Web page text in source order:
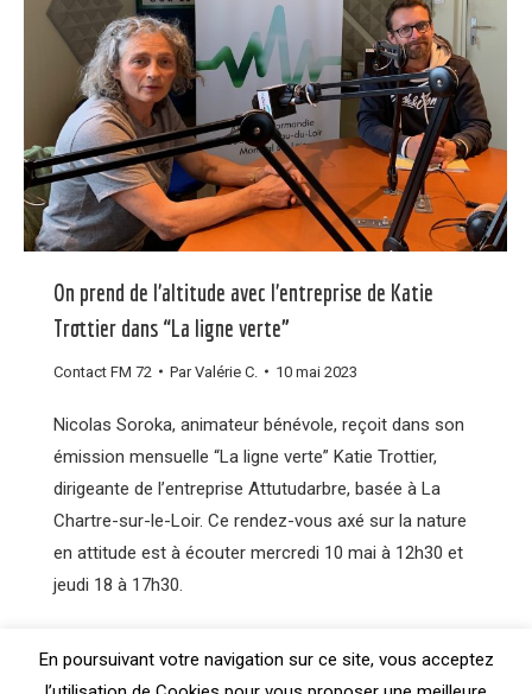
On prend de l’altitude avec l’entreprise de Katie
Trottier dans “La ligne verte”
Contact FM 72 ParValérie C. 10 mai 2023
Nicolas Soroka, animateur bénévole, reçoit dans son
émission mensuelle “La ligne verte” Katie Trottier,
dirigeante de l’entreprise Attutudarbre, basée à La
Chartre-sur-le-Loir. Ce rendez-vous axé sur la nature
en attitude est à écouter mercredi 10 mai à 12h30 et
jeudi 18 à 17h30.
En poursuivant votre navigation sur ce site, vous acceptez